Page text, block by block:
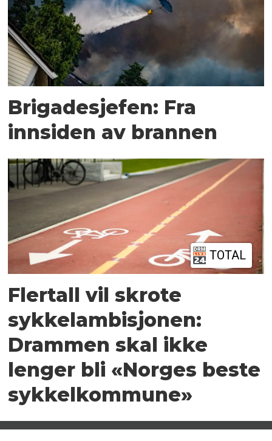
Brigadesjefen: Fra
innsiden av brannen
TOTAL
Flertall vil skrote
sykkelambisjonen:
Drammen skal ikke
lenger bli «Norges beste
sykkelkommune»